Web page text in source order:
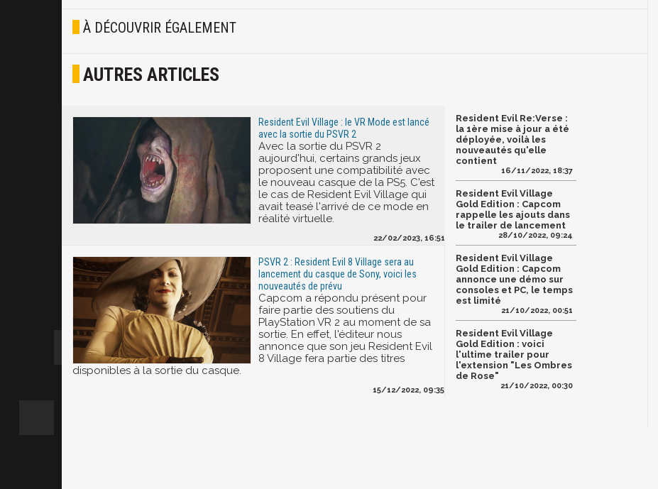
Joyeux
À DÉCOUVRIR ÉGALEMENT
AUTRES ARTICLES
Resident Evil Village : le VR Mode est lancé
avec la sortie du PSVR 2
Avec la sortie du PSVR 2
aujourd'hui, certains grands jeux
proposent une compatibilité avec
le nouveau casque de la PS5. C'est
le cas de Resident Evil Village qui
avait teasé l'arrivé de ce mode en
réalité virtuelle.
22/02/2023, 16:51
PSVR 2 : Resident Evil 8 Village sera au
lancement du casque de Sony, voici les
nouveautés de prévu
Capcom a répondu présent pour
faire partie des soutiens du
PlayStation VR 2 au moment de sa
sortie. En effet, l'éditeur nous
annonce que son jeu Resident Evil
8 Village fera partie des titres
disponibles à la sortie du casque.
15/12/2022, 09:35
Resident Evil Re:Verse :
la 1ère mise à jour a été
déployée, voilà les
nouveautés qu'elle
contient
16/11/2022, 18:37
Resident Evil Village
Gold Edition : Capcom
rappelle les ajouts dans
le trailer de lancement
28/10/2022, 09:24
Resident Evil Village
Gold Edition : Capcom
annonce une démo sur
consoles et PC, le temps
est limité
21/10/2022, 00:51
Resident Evil Village
Gold Edition : voici
l'ultime trailer pour
l'extension "Les Ombres
de Rose"
21/10/2022, 00:30